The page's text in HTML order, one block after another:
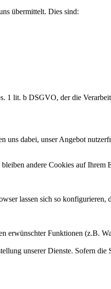
übermittelt. Dies sind:
1 lit. b DSGVO, der die
uns dabei, unser Angebot
andere Cookies auf Ihrem
lassen sich so konfigurieren,
erwünschter Funktionen (z.B.
unserer Dienste. Sofern